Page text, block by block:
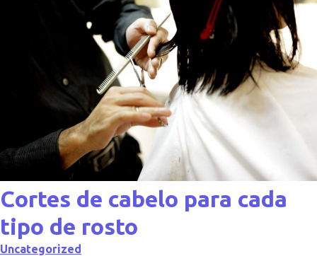
Cortes de cabelo para cada
tipo de rosto
Uncategorized